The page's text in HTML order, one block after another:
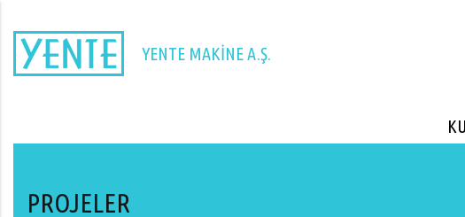
YENTE MAKİNE A.Ş.
PROJELER